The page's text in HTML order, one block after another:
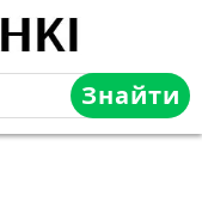
Знайти